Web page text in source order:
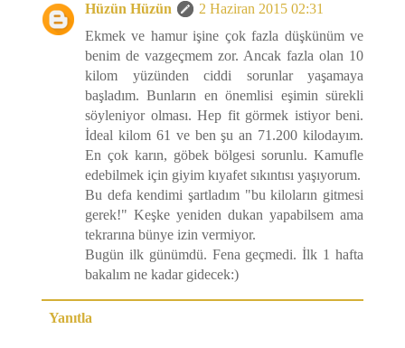
Hüzün Hüzün
2 Haziran 2015 02:31
Ekmek ve hamur işine çok fazla düşkünüm ve
benim de vazgeçmem zor. Ancak fazla olan 10
kilom yüzünden ciddi sorunlar yaşamaya
başladım. Bunların en önemlisi eşimin sürekli
söyleniyor olması. Hep fit görmek istiyor beni.
İdeal kilom 61 ve ben şu an 71.200 kilodayım.
En çok karın, göbek bölgesi sorunlu. Kamufle
edebilmek için giyim kıyafet sıkıntısı yaşıyorum.
Bu defa kendimi şartladım "bu kiloların gitmesi
gerek!" Keşke yeniden dukan yapabilsem ama
tekrarına bünye izin vermiyor.
Bugün ilk günümdü. Fena geçmedi. İlk 1 hafta
bakalım ne kadar gidecek:)
Yanıtla